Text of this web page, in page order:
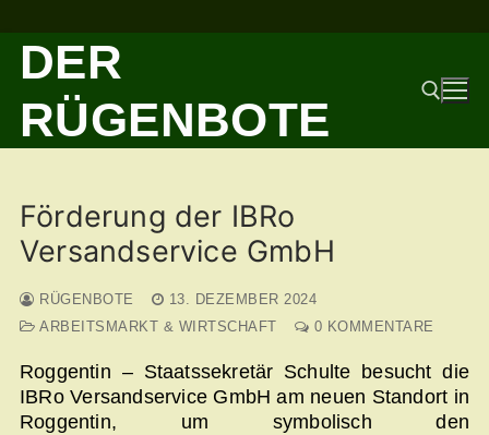
Zum
Inhalt
springen
DER
RÜGENBOTE
Förderung der IBRo
Versandservice GmbH
RÜGENBOTE
13. DEZEMBER 2024
ARBEITSMARKT & WIRTSCHAFT
0 KOMMENTARE
Roggentin – Staatssekretär Schulte besucht die
IBRo Versandservice GmbH am neuen Standort in
Roggentin, um symbolisch den